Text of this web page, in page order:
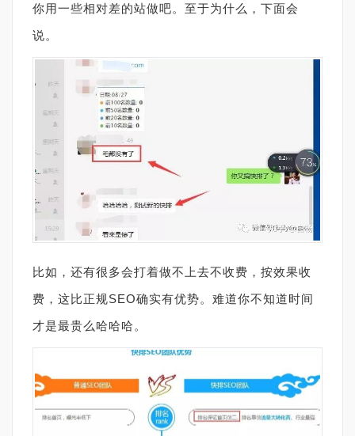
你用一些相对差的站做吧。至于为什么，下面会
说。
比如，还有很多会打着做不上去不收费，按效果收
费，这比正规SEO确实有优势。难道你不知道时间
才是最贵么哈哈哈。